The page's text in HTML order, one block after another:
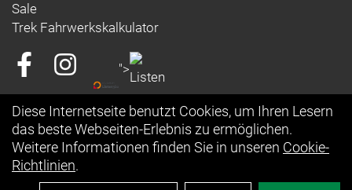
Sale
Trek Fahrwerkskalkulator
">
Diese Internetseite benutzt Cookies, um Ihren Lesern
das beste Webseiten-Erlebnis zu ermöglichen.
Weitere Informationen finden Sie in unseren Cookie-
Richtlinien.